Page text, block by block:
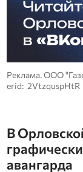
Реклама. ООО
erid: 2VtzquspHtR
В
авангарда